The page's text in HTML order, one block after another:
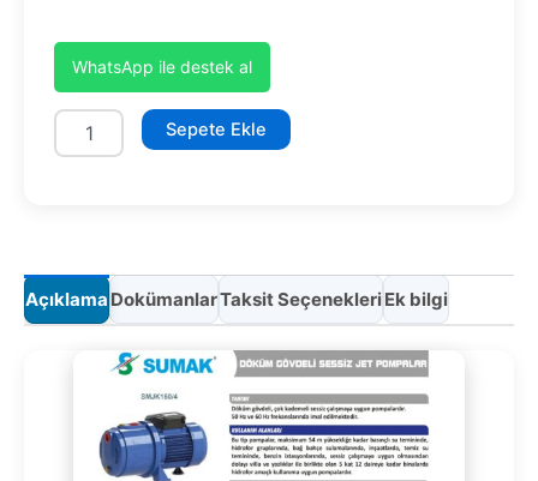
WhatsApp ile destek al
SMJKT
100/3
Sepete Ekle
Açıklama DokümanlarTaksit SeçenekleriEk bilgi